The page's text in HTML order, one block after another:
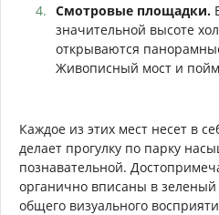
Смотровые площадки.
значительной высоте
открываются
Живописный мост и
Каждое из этих мест несет в
делает прогулку по парку
познавательной.
органично вписаны в
общего визуального